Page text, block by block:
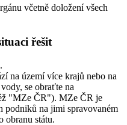
včetně doložení všech
řešit
na území více krajů nebo na
se obraťte na
"MZe ČR"). MZe ČR je
podniků na jimi spravovaném
obranu státu.